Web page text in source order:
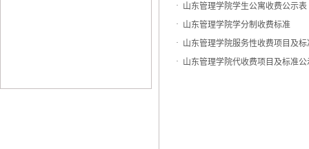
· 山东管理学院学生公寓收费公示表
· 山东管理学院学分制收费标准
· 山东管理学院服务性收费项目及
· 山东管理学院代收费项目及标准公